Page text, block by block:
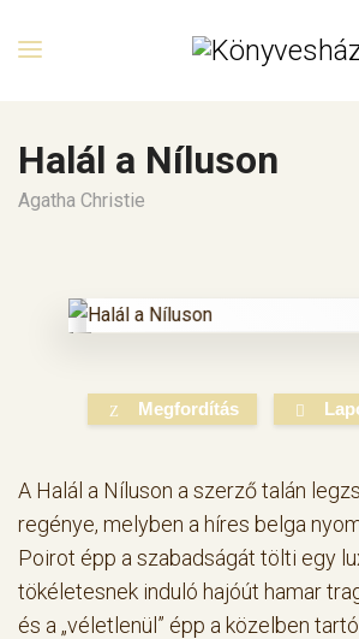
Halál a Níluson
Agatha Christie
Megfordítás
A Halál a Níluson a szerző talán
regénye, melyben a híres belga
Poirot épp a szabadságát tölti egy
tökéletesnek induló hajóút hamar
és a „véletlenül” épp a közelben